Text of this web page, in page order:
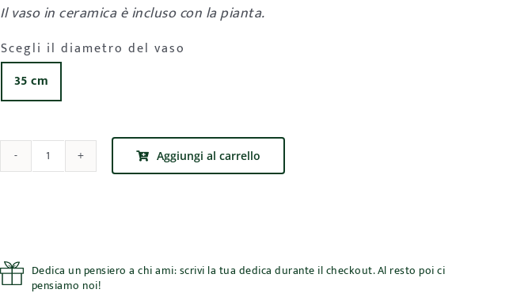
Il vaso in ceramica è incluso con la pianta.
Scegli il diametro del vaso
35 cm
Bonsai
V35
quantità
Aggiungi al carrello
Dedica un pensiero a chi ami: scrivi la tua dedica durante il checkout. Al resto poi ci
pensiamo noi!